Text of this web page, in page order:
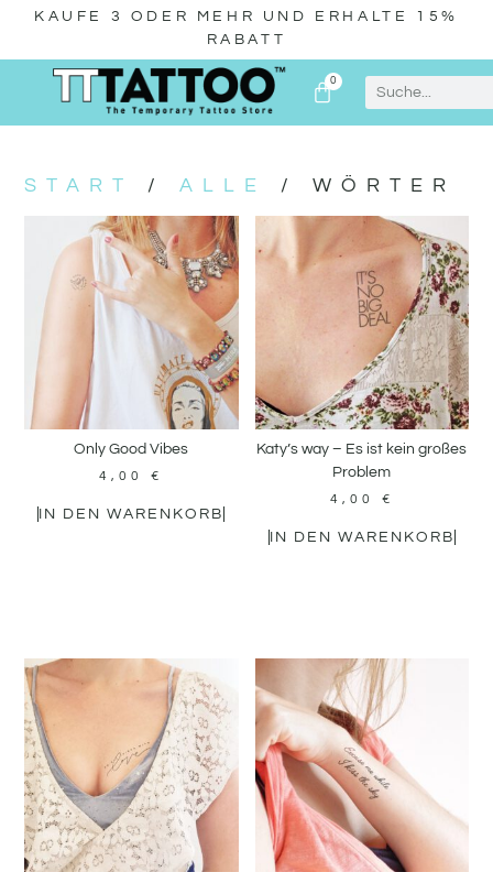
KAUFE 3 ODER MEHR UND ERHALTE 15%
RABATT
0
START /ALLE / WÖRTER
Only Good Vibes
4,00€
IN DEN WARENKORB
Katy’s way – Es ist kein großes
Problem
4,00 €
IN DEN WARENKORB